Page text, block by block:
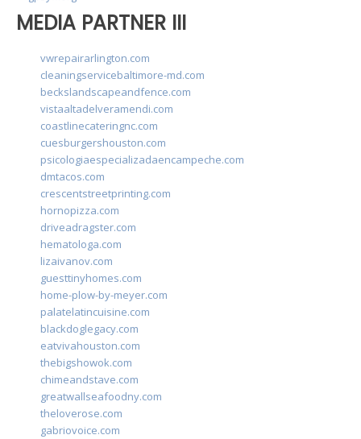
MEDIA PARTNER III
vwrepairarlington.com
cleaningservicebaltimore-md.com
beckslandscapeandfence.com
vistaaltadelveramendi.com
coastlinecateringnc.com
cuesburgershouston.com
psicologiaespecializadaencampeche.com
dmtacos.com
crescentstreetprinting.com
hornopizza.com
driveadragster.com
hematologa.com
lizaivanov.com
guesttinyhomes.com
home-plow-by-meyer.com
palatelatincuisine.com
blackdoglegacy.com
eatvivahouston.com
thebigshowok.com
chimeandstave.com
greatwallseafoodny.com
theloverose.com
gabriovoice.com